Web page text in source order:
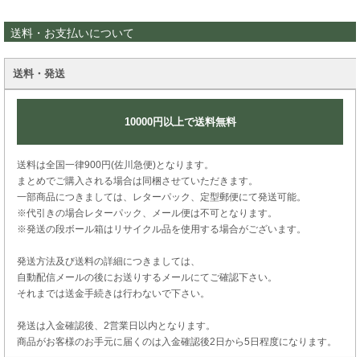
送料・お支払いについて
送料・発送
10000円以上で送料無料
送料は全国一律900円(佐川急便)となります。
まとめでご購入される場合は同梱させていただきます。
一部商品につきましては、レターパック、定型郵便にて発送可能。
※代引きの場合レターパック、メール便は不可となります。
※発送の段ボール箱はリサイクル品を使用する場合がございます。
発送方法及び送料の詳細につきましては、
自動配信メールの後にお送りするメールにてご確認下さい。
それまでは送金手続きは行わないで下さい。
発送は入金確認後、2営業日以内となります。
商品がお客様のお手元に届くのは入金確認後2日から5日程度になります。